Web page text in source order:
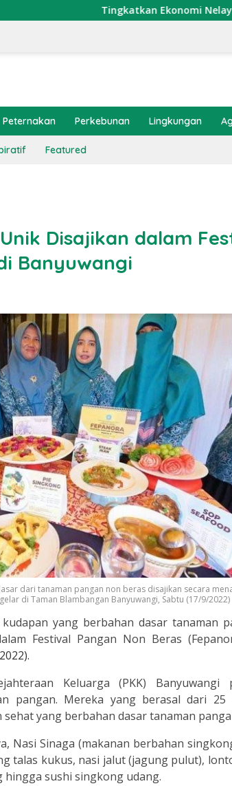
Tingkatkan Ekonomi Nelayan, Atraktor
Peternakan Perkebunan Lingkungan
Featured
Disajikan dalam
Banyuwangi
dari tanaman pangan non beras disajikan secara
di Taman Blambangan Banyuwangi, Sabtu (17/9/2022)
yang berbahan dasar tanaman
Festival Pangan Non Beras
Keluarga (PKK)
pangan. Mereka yang berasal dari 25
sehat yang berbahan dasar tanaman
Nasi Sinaga (makanan berbahan
talas kukus, nasi jalut (jagung pulut),
sushi singkong udang.